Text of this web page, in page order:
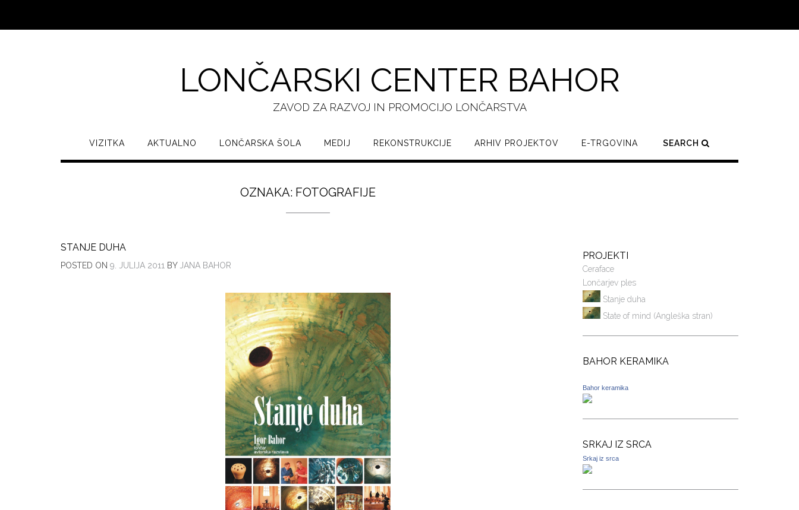
LONČARSKI CENTER BAHOR
ZAVOD ZA RAZVOJ IN PROMOCIJO LONČARSTVA
VIZITKA AKTUALNO LONČARSKA ŠOLA MEDIJ REKONSTRUKCIJE ARHIV PROJEKTOV E-TRGOVINA SEARCH
OZNAKA: FOTOGRAFIJE
STANJE DUHA
POSTED ON 9. JULIJA 2011 BY JANA BAHOR
PROJEKTI
Ceraface
Lončarjev ples
Stanje duha
State of mind (Angleška stran)
BAHOR KERAMIKA
Bahor keramika
SRKAJ IZ SRCA
Srkaj iz srca